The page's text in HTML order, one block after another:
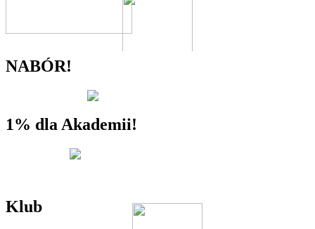
NABÓR!
1% dla Akademii!
Klub